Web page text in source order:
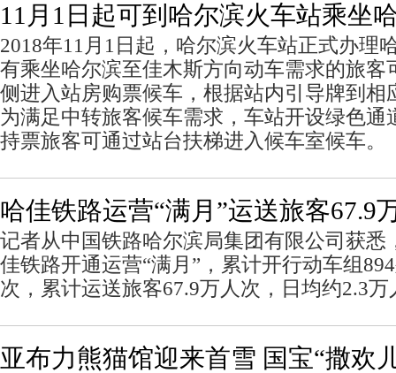
11月1日起可到哈尔滨火车站乘坐
2018年11月1日起，哈尔滨火车站正式办理
有乘坐哈尔滨至佳木斯方向动车需求的旅客
侧进入站房购票候车，根据站内引导牌到相
为满足中转旅客候车需求，车站开设绿色通
持票旅客可通过站台扶梯进入候车室候车。
哈佳铁路运营“满月”运送旅客67.9
记者从中国铁路哈尔滨局集团有限公司获悉
佳铁路开通运营“满月”，累计开行动车组
次，累计运送旅客67.9万人次，日均约2.3万
亚布力熊猫馆迎来首雪 国宝“撒欢